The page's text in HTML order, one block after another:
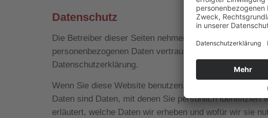
Datenschutz
Die Betreiber dieser Seiten nehmen den Schutz Ihrer
personenbezogenen Daten vertraulich und
Datenschutzerklärung.
Wenn Sie diese Website benutzen, werden
Daten sind Daten, mit denen Sie persönlich
erläutert, welche Daten wir erheben und wofür wir sie